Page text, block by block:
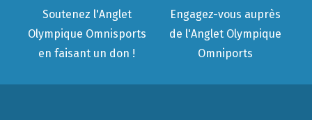
Soutenez l'Anglet
Olympique Omnisports
en faisant un don !
Engagez-vous auprès
de l'Anglet Olympique
Omniports